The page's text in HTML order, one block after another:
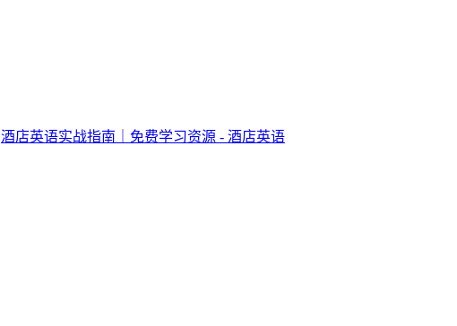
酒店英语实战指南｜免费学习资源 - 酒店英语